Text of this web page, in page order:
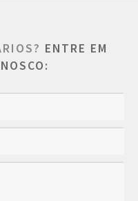
ENTRE EM